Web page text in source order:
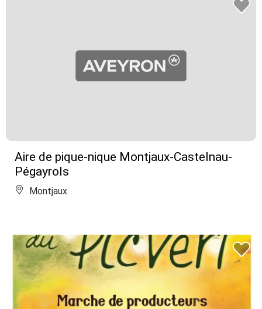
Aire de pique-nique Montjaux-Castelnau-
Pégayrols
Montjaux